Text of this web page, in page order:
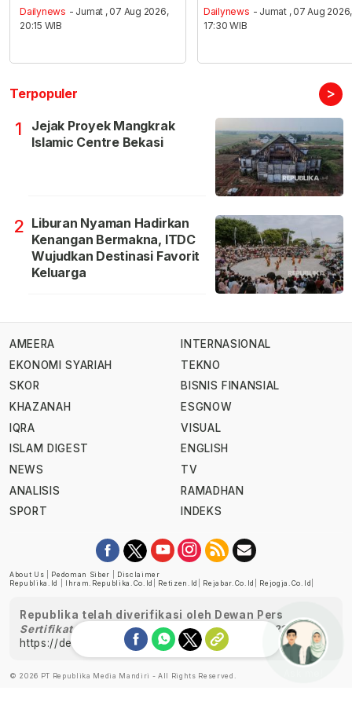
Dailynews - Jumat , 07 Aug 2026,
20:15 WIB
Dailynews - Jumat , 07 Aug 2026,
17:30 WIB
Terpopuler >
1
Jejak Proyek Mangkrak
Islamic Centre Bekasi
2 Liburan Nyaman Hadirkan
Kenangan Bermakna, ITDC
Wujudkan Destinasi Favorit
Keluarga
AMEERA
EKONOMI SYARIAH
SKOR
KHAZANAH
IQRA
ISLAM DIGEST
NEWS
ANALISIS
SPORT
INTERNASIONAL
TEKNO
BISNIS FINANSIAL
ESGNOW
VISUAL
ENGLISH
TV
RAMADHAN
INDEKS
About Us Pedoman Siber
Disclaimer
Republika.id
Ihram.republika.co.id Retizen.id Rejabar.co.id Rejogja.co.id
Republika telah diverifikasi oleh Dewan Pers
Sertifikat Nomor 1058/DP-Verifikasi/K/XII/2022
https://dewanpers.or.id/data/perusahaanpers
© 2026 PT Republika Media Mandiri - All Rights Reserved.